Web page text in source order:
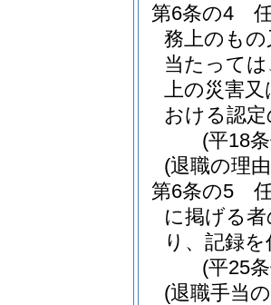
第6条の4
務上のも
当たって
上の災害
おける認
(平18
(退職の理
第6条の5
に掲げる
り、記録
(平25
(退職手当